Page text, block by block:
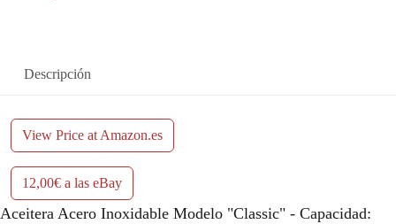
Descripción
View Price at Amazon.es
12,00€ a las eBay
Aceitera Acero Inoxidable Modelo "Classic" - Capacidad: